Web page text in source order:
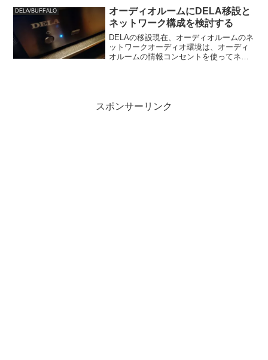
機種を探して、一世代古いPS Audio P...
DELA/BUFFALO
オーディオルームにDELA移設と
ネットワーク構成を検討する
DELAの移設現在、オーディオルームのネ
ットワークオーディオ環境は、オーディ
オルームの情報コンセントを使ってネッ
スポンサーリンク